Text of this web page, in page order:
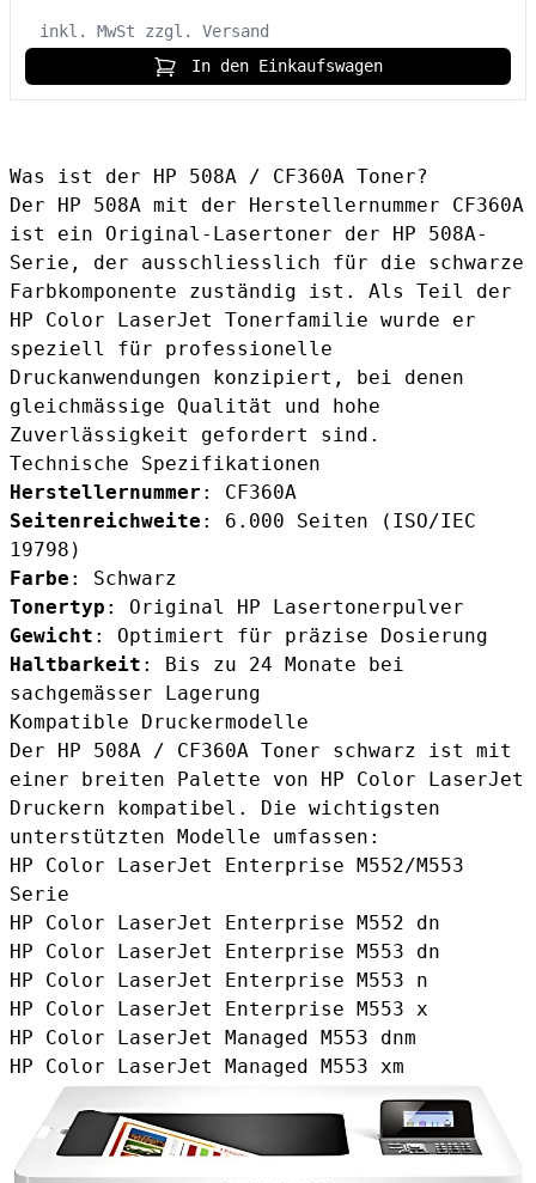
inkl. MwSt
zzgl. Versand
In den Einkaufswagen
Was ist der HP 508A / CF360A Toner?
Der HP 508A mit der Herstellernummer CF360A
ist ein Original-Lasertoner der HP 508A-
Serie, der ausschliesslich für die schwarze
Farbkomponente zuständig ist. Als Teil der
HP Color LaserJet Tonerfamilie wurde er
speziell für professionelle
Druckanwendungen konzipiert, bei denen
gleichmässige Qualität und hohe
Zuverlässigkeit gefordert sind.
Technische Spezifikationen
Herstellernummer : CF360A
Seitenreichweite : 6.000 Seiten (ISO/IEC
19798)
Farbe : Schwarz
Tonertyp : Original HP Lasertonerpulver
Gewicht : Optimiert für präzise Dosierung
Haltbarkeit : Bis zu 24 Monate bei
sachgemässer Lagerung
Kompatible Druckermodelle
Der HP 508A / CF360A Toner schwarz ist mit
einer breiten Palette von HP Color LaserJet
Druckern kompatibel. Die wichtigsten
unterstützten Modelle umfassen:
HP Color LaserJet Enterprise M552/M553
Serie
HP Color LaserJet Enterprise M552 dn
HP Color LaserJet Enterprise M553 dn
HP Color LaserJet Enterprise M553 n
HP Color LaserJet Enterprise M553 x
HP Color LaserJet Managed M553 dnm
HP Color LaserJet Managed M553 xm